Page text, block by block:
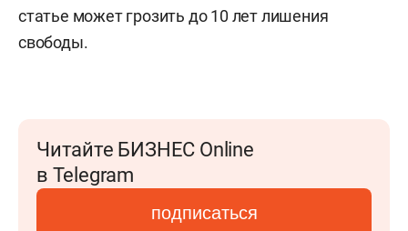
статье может грозить до 10 лет лишения
свободы.
Читайте БИЗНЕС Online
в Telegram
подписаться